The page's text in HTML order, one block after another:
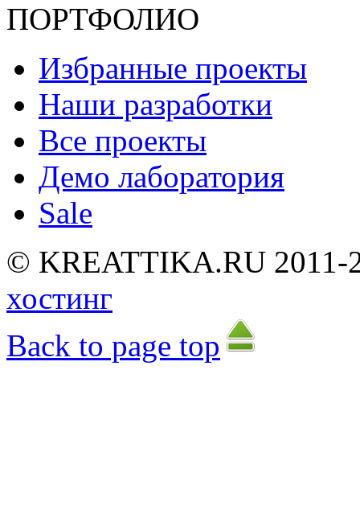
ПОРТФОЛИО
Избранные проекты
Наши разработки
Все проекты
Демо лаборатория
Sale
© KREATTIKA.RU 2011-
хостинг
Back to page top